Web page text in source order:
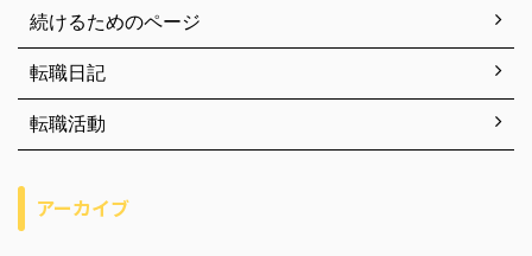
続けるためのページ
転職日記
転職活動
アーカイブ